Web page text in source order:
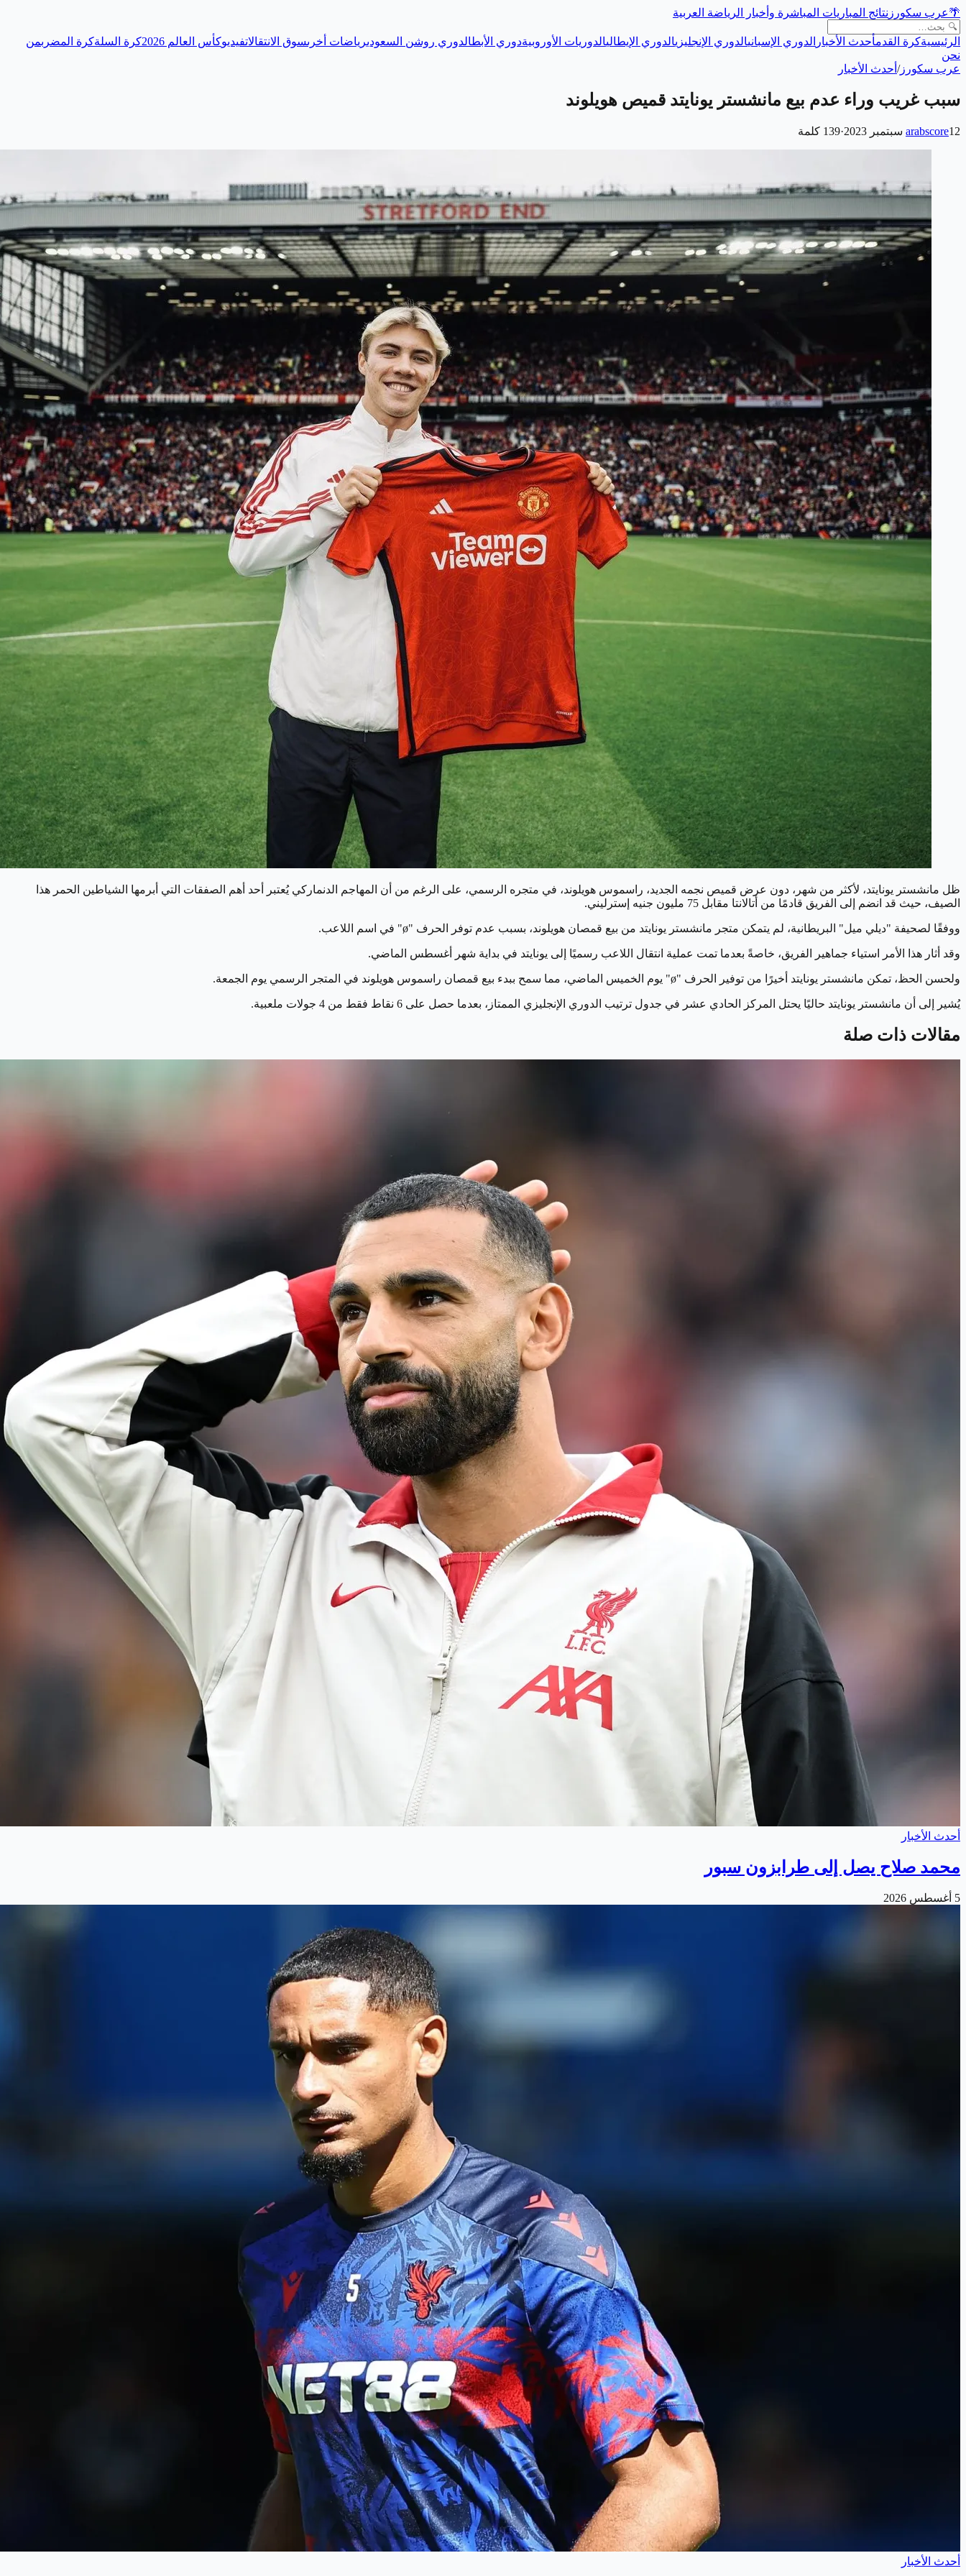
🌴عرب سكورز نتائج المباريات المباشرة وأخبار الرياضة العربية
الرئيسيةكرة القدمأحدث الأخبار الدوري الإسبانيالدوري الإنجليزيالدوري الإيطاليالدوريات الأوروبيةدوري الأبطالدوري روشن السعوديرياضات أخرىسوق الانتقالاتفيديوكأس العالم 2026 كرة السلةكرة المضربمن
نحن
عرب سكورز/ أحدث الأخبار
سبب غريب وراء عدم بيع مانشستر يونايتد قميص هويلوند
arabscore12 سبتمبر 2023 ·
139 كلمة
ظل مانشستر يونايتد، لأكثر من شهر، دون عرض قميص نجمه الجديد، راسموس هويلوند، في متجره الرسمي، على الرغم من أن المهاجم الدنماركي يُعتبر أحد أهم الصفقات التي أبرمها الشياطين الحمر هذا
الصيف، حيث قد انضم إلى الفريق قادمًا من أتالانتا مقابل 75 مليون جنيه إسترليني.
ووفقًا لصحيفة "ديلي ميل" البريطانية، لم يتمكن متجر مانشستر يونايتد من بيع قمصان هويلوند، بسبب عدم توفر الحرف "ø" في اسم اللاعب.
وقد أثار هذا الأمر استياء جماهير الفريق، خاصةً بعدما تمت عملية انتقال اللاعب رسميًا إلى يونايتد في بداية شهر أغسطس الماضي.
ولحسن الحظ، تمكن مانشستر يونايتد أخيرًا من توفير الحرف "ø" يوم الخميس الماضي، مما سمح ببدء بيع قمصان راسموس هويلوند في المتجر الرسمي يوم الجمعة.
يُشير إلى أن مانشستر يونايتد حاليًا يحتل المركز الحادي عشر في جدول ترتيب الدوري الإنجليزي الممتاز، بعدما حصل على 6 نقاط فقط من 4 جولات ملعبية.
مقالات ذات صلة
أحدث الأخبار
محمد صلاح يصل إلى طرابزون سبور
5 أغسطس 2026
أحدث الأخبار